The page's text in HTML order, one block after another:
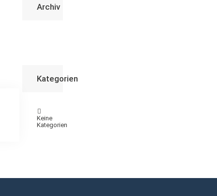
Archiv
Kategorien
Keine
Kategorien